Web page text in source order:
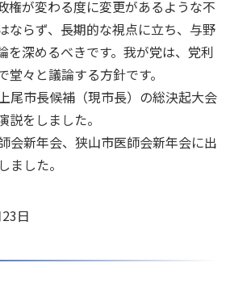
権が変わる度に変更があるような不
ならず、長期的な視点に立ち、与野
を深めるべきです。我が党は、党利
々と議論する方針です。
尾市長候補（現市長）の総決起大会
説をしました。
会新年会、狭山市医師会新年会に出
ました。
日